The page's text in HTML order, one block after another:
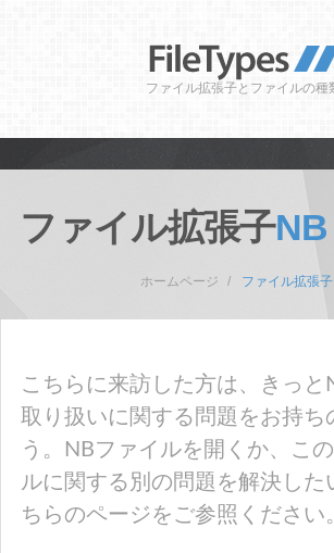
ファイル拡張子とファイルの種
ファイル拡張子NB
ホームページ ファイル拡張
こちらに来訪した方は、きっと
取り扱いに関する問題をお持ち
う。NBファイルを開くか、こ
ルに関する別の問題を解決した
ちらのページをご参照ください